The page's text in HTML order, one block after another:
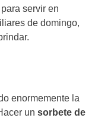
servir en
de domingo,
enormemente la
un sorbete de